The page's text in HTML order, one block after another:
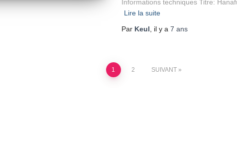
Informations techniques Titre:
Lire la suite
Par Keul, il y a 7 ans
1 2 SUIVANT